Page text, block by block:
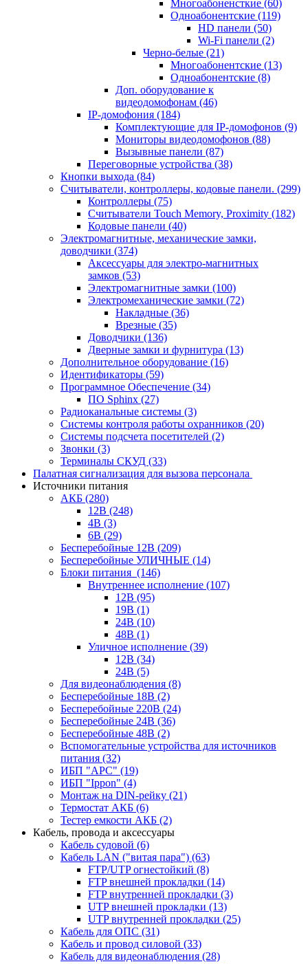
Многоабоненсткие (60)
Одноабонентские (119)
HD панели (50)
Wi-Fi панели (2)
Черно-белые (21)
Многоабонентские (13)
Одноабонентские (8)
Доп. оборудование к
видеодомофонам (46)
IP-домофония (184)
Комплектующие для IP-домофонов (9)
Мониторы видеодомофонов (88)
Вызывные панели (87)
Переговорные устройства (38)
Кнопки выхода (84)
Считыватели, контроллеры, кодовые панели. (299)
Контроллеры (75)
Считыватели Touch Memory, Proximity (182)
Кодовые панели (40)
Электромагнитные, механические замки,
доводчики (374)
Аксессуары для электро-магнитных
замков (53)
Электромагнитные замки (100)
Электромеханические замки (72)
Накладные (36)
Врезные (35)
Доводчики (136)
Дверные замки и фурнитура (13)
Дополнительное оборудование (16)
Идентификаторы (59)
Программное Обеспечение (34)
ПО Sphinx (27)
Радиоканальные системы (3)
Системы контроля работы охранников (20)
Системы подсчета посетителей (2)
Звонки (3)
Терминалы СКУД (33)
Палатная сигнализация для вызова персонала
Источники питания
АКБ (280)
12В (248)
4В (3)
6В (29)
Бесперебойные 12В (209)
Бесперебойные УЛИЧНЫЕ (14)
Блоки питания (146)
Внутреннее исполнение (107)
12В (95)
19В (1)
24В (10)
48В (1)
Уличное исполнение (39)
12В (34)
24В (5)
Для видеонаблюдения (8)
Бесперебойные 18В (2)
Бесперебойные 220В (24)
Бесперебойные 24В (36)
Бесперебойные 48В (2)
Вспомогательные устройства для источников
питания (32)
ИБП "APC" (19)
ИБП "Ippon" (4)
Монтаж на DIN-рейку (21)
Термостат АКБ (6)
Тестер емкости АКБ (2)
Кабель, провода и аксессуары
Кабель судовой (6)
Кабель LAN ("витая пара") (63)
FTP/UTP огнестойкий (8)
FTP внешней прокладки (14)
FTP внутренней прокладки (3)
UTP внешней прокладки (13)
UTP внутренней прокладки (25)
Кабель для ОПС (31)
Кабель и провод силовой (33)
Кабель для видеонаблюдения (28)